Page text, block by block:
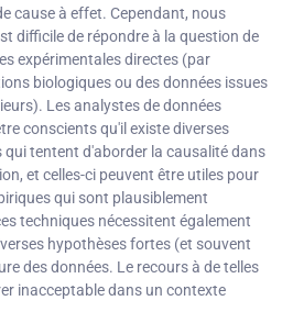
cause à effet. Cependant, nous
difficile de répondre à la question de
expérimentales directes (par
biologiques ou des données issues
Les analystes de données
conscients qu'il existe diverses
tentent d'aborder la causalité dans
et celles-ci peuvent être utiles pour
qui sont plausiblement
techniques nécessitent également
hypothèses fortes (et souvent
des données. Le recours à de telles
inacceptable dans un contexte